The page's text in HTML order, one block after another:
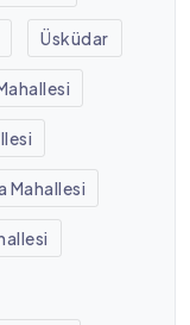
Üsküdar
Mahallesi